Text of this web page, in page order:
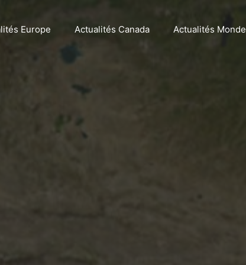
Europe Actualités Canada Actualités Monde